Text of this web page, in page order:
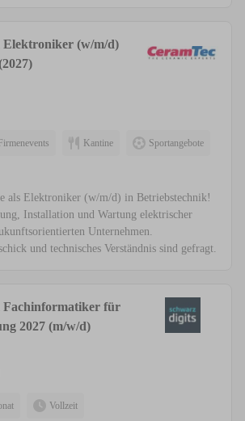
Elektroniker (w/m/d)
Firmenevents Kantine Sportangebote
als Elektroniker (w/m/d) in Betriebstechnik!
Installation und Wartung elektrischer
Unternehmen.
und technisches Verständnis sind gefragt.
Fachinformatiker für
2027 (m/w/d)
Vollzeit